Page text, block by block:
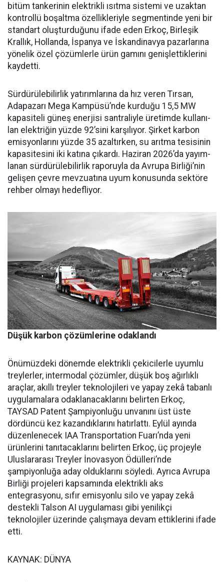
bitüm tan­kerinin elektrikli ısıtma siste­mi ve uzaktan
kontrollü boşalt­ma özellikleriyle segmentinde yeni bir
standart oluşturduğunu ifade eden Erkoç, Birleşik
Kral­lık, Hollanda, İspanya ve İskan­dinavya pazarlarına
yönelik özel çözümlerle ürün gamını geniş­lettiklerini
kaydetti.
Sürdürülebilirlik yatırımları­na da hız veren Tırsan,
Adapaza­rı Mega Kampüsü’nde kurduğu 15,5 MW
kapasiteli güneş ener­jisi santraliyle üretimde kullanı­
lan elektriğin yüzde 92’sini karşı­lıyor. Şirket karbon
emisyonları­nı yüzde 35 azaltırken, su arıtma tesisinin
kapasitesini iki katına çıkardı. Haziran 2026’da yayım­
lanan sürdürülebilirlik raporuyla da Avrupa Birliği’nin
gelişen çev­re mevzuatına uyum konusunda sektöre
rehber olmayı hedefliyor.
Düşük karbon çözümlerine odaklandı
Önümüzdeki dönemde elektrikli çekicilerle uyumlu
treylerler, intermodal çözümler, düşük boş ağırlıklı
araçlar, akıllı treyler teknolojileri ve yapay zekâ tabanlı
uygulamalara odaklanacaklarını belirten Erkoç,
TAYSAD Patent Şampiyonluğu unvanını üst üste
dördüncü kez kazandıklarını hatırlattı. Eylül ayında
düzenlenecek IAA Transportation Fuarı’nda yeni
ürünlerini tanıtacaklarını belirten Erkoç, üç projeyle
Uluslararası Treyler İnovasyon Ödülleri’nde
şampiyonluğa aday olduklarını söyledi. Ayrıca Avrupa
Birliği projeleri kapsamında elektrikli aks
entegrasyonu, sıfır emisyonlu silo ve yapay zekâ
destekli Talson AI uygulaması gibi yenilikçi
teknolojiler üzerinde çalışmaya devam ettiklerini ifade
etti.
KAYNAK: DÜNYA